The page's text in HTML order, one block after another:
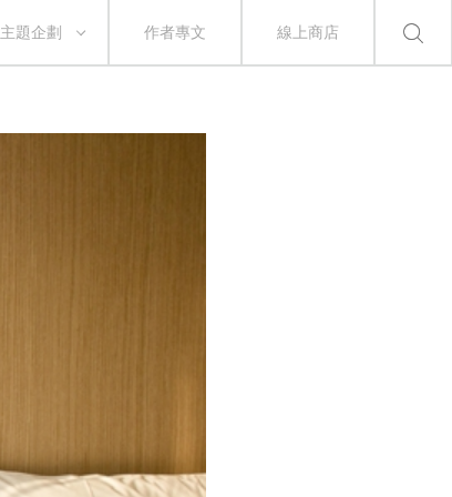
主題企劃 作者專文 線上商店